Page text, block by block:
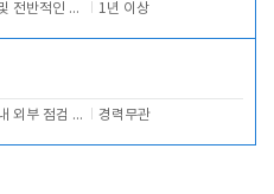
주차 및 전반적인 당번업무 1년 이상
호텔 내 외부 점검 및 프런트 운영 경력무관